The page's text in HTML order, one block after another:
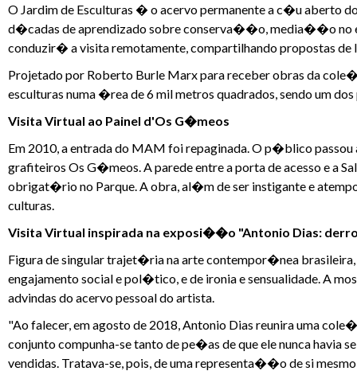
O Jardim de Esculturas � o acervo permanente a c�u aberto
d�cadas de aprendizado sobre conserva��o, media��o
conduzir� a visita remotamente, compartilhando propostas
Projetado por Roberto Burle Marx para receber obras da
esculturas numa �rea de 6 mil metros quadrados, sendo um
Visita Virtual ao Painel d'Os G�meos
Em 2010, a entrada do MAM foi repaginada. O p�blico passou
grafiteiros Os G�meos. A parede entre a porta de acesso e a
obrigat�rio no Parque. A obra, al�m de ser instigante e
culturas.
Visita Virtual inspirada na exposi��o "Antonio Dias:
Figura de singular trajet�ria na arte contempor�nea
engajamento social e pol�tico, e de ironia e sensualidade. A
advindas do acervo pessoal do artista.
"Ao falecer, em agosto de 2018, Antonio Dias reunira uma
conjunto compunha-se tanto de pe�as de que ele nunca havia
vendidas. Tratava-se, pois, de uma representa��o de si